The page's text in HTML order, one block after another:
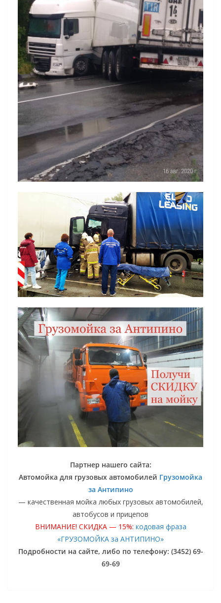
Партнер нашего сайта:
Автомойка для грузовых автомобилей Грузомойка
за Антипино
— качественная мойка любых грузовых автомобилей,
автобусов и прицепов
ВНИМАНИЕ! СКИДКА — 15%: кодовая фраза
«ГРУЗОМОЙКА за АНТИПИНО»
Подробности на сайте, либо по телефону: (3452) 69-
69-69